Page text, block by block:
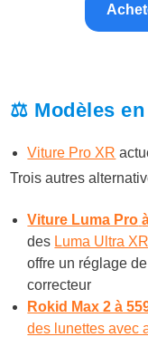
⚖️ Modèles
Viture Pro XR
Trois autres
Viture Luma Pro
des Luma Ultra XR
offre un réglage
correcteur
Rokid Max 2 à
des lunettes avec